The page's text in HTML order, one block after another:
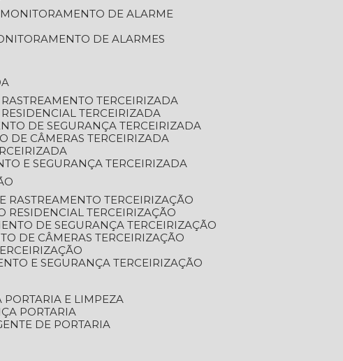
MONITORAMENTO DE ALARME
DE ALARMES
TERCEIRIZADA
TERCEIRIZADA
DE SEGURANÇA TERCEIRIZADA
DE CÂMERAS TERCEIRIZADA
E SEGURANÇA TERCEIRIZADA
RASTREAMENTO TERCEIRIZAÇÃO
RESIDENCIAL TERCEIRIZAÇÃO
DE SEGURANÇA TERCEIRIZAÇÃO
DE CÂMERAS TERCEIRIZAÇÃO
E SEGURANÇA TERCEIRIZAÇÃO
PORTARIA E LIMPEZA
PORTARIA
DE PORTARIA